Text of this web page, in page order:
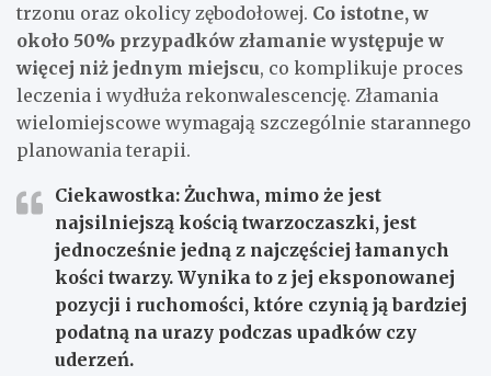
trzonu oraz okolicy zębodołowej. Co istotne, w
około 50% przypadków złamanie występuje w
więcej niż jednym miejscu, co komplikuje proces
leczenia i wydłuża rekonwalescencję. Złamania
wielomiejscowe wymagają szczególnie starannego
planowania terapii.
Ciekawostka: Żuchwa, mimo że jest
najsilniejszą kością twarzoczaszki, jest
jednocześnie jedną z najczęściej łamanych
kości twarzy. Wynika to z jej eksponowanej
pozycji i ruchomości, które czynią ją bardziej
podatną na urazy podczas upadków czy
uderzeń.